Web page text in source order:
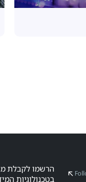
בטכנולוגיות